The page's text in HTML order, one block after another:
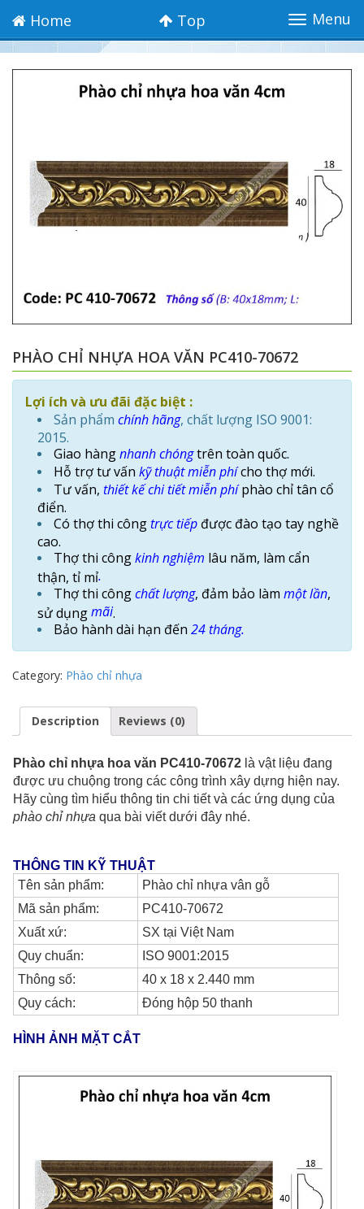
Toggle
navigation
Menu
Home Top
PHÀO CHỈ NHỰA HOA VĂN PC410-70672
Lợi ích và ưu đãi đặc biệt :
Sản phẩm chính hãng, chất lượng ISO 9001:
2015.
Giao hàngnhanh chóngtrên toàn quốc.
Hỗ trợ tư vấn kỹ thuậtmiễn phícho thợ mới.
Tư vấn, thiết kế chi tiếtmiễn phíphào chỉ tân cổ
điển.
Có thợ thi côngtrực tiếp được đào tạo tay nghề
cao.
Thợ thi côngkinh nghiệm lâu năm, làm cẩn
thận, tỉ mỉ.
Thợ thi côngchất lượng, đảm bảo làm một lần,
sử dụng mãi.
Bảo hành dài hạn đến 24 tháng.
Category: Phào chỉ nhựa
Description Reviews (0)
Phào chỉ nhựa hoa văn PC410-70672 là vật liệu đang
được ưu chuộng trong các công trình xây dựng hiện nay.
Hãy cùng tìm hiểu thông tin chi tiết và các ứng dụng của
phào chỉ nhựa qua bài viết dưới đây nhé.
THÔNG TIN KỸ THUẬT
Tên sản phẩm:
Phào chỉ nhựa vân gỗ
Mã sản phẩm:
PC410-70672
Xuất xứ:
SX tại Việt Nam
Quy chuẩn:
ISO 9001:2015
Thông số:
40 x 18 x 2.440 mm
Quy cách:
Đóng hộp 50 thanh
HÌNH ẢNH MẶT CẮT